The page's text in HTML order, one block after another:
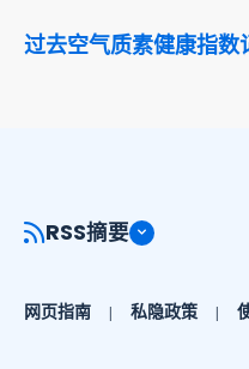
过去空气质素健康指数
RSS摘要
网页指南 私隐政策